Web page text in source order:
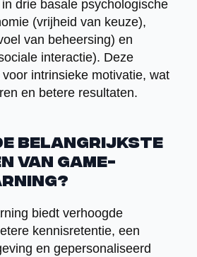
drie basale psychologische
(vrijheid van keuze),
van beheersing) en
interactie). Deze
intrinsieke motivatie, wat
en betere resultaten.
belangrijkste
van game-
biedt verhoogde
kennisretentie, een
en gepersonaliseerd